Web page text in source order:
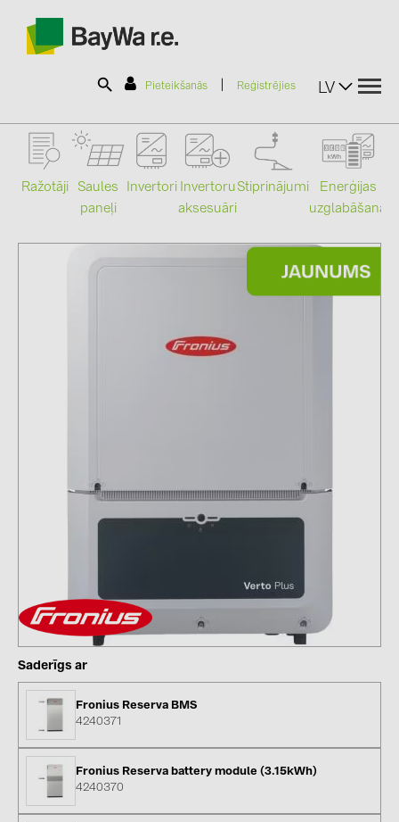
Pieteikšanās Reģistrējies LV
SOLAR-PLANIT
KATEGORIJAS
Saules paneļi (19)
Enerģijas uzglabāšana (71)
E-Mobilitāte (19)
Instalācijas (87)
RAŽOTĀJI
ABB (21)
AIKO Solar (2)
BAKS (51)
Ražotāji
Saules
paneļi
Invertori Invertoru
aksesuāri
Stiprinājumi
Enerģijas
uzglabāšana
Saderīgs ar
Fronius Reserva BMS
4240371
Fronius Reserva battery module (3.15kWh)
4240370